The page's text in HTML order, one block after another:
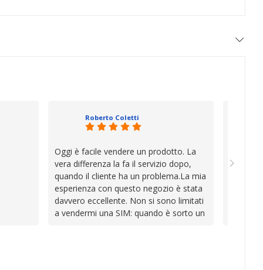
Roberto Coletti
Oggi è facile vendere un prodotto. La
vera differenza la fa il servizio dopo,
quando il cliente ha un problema.La mia
esperienza con questo negozio è stata
davvero eccellente. Non si sono limitati
a vendermi una SIM: quando è sorto un
sono